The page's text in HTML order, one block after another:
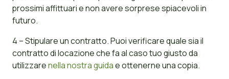
prossimi affittuari e non avere sorprese spiacevoli in
futuro.
4 – Stipulare un contratto. Puoi verificare quale sia il
contratto di locazione che fa al caso tuo giusto da
utilizzarenella nostra guidae ottenerne una copia.